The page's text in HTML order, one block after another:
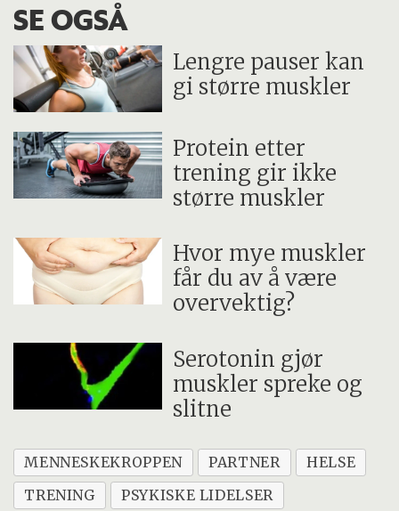
SE OGSÅ
Lengre pauser kan
gi større muskler
Protein etter
trening gir ikke
større muskler
Hvor mye muskler
får du av å være
overvektig?
Serotonin gjør
muskler spreke og
slitne
MENNESKEKROPPEN PARTNER
HELSE
TRENING
PSYKISKE LIDELSER